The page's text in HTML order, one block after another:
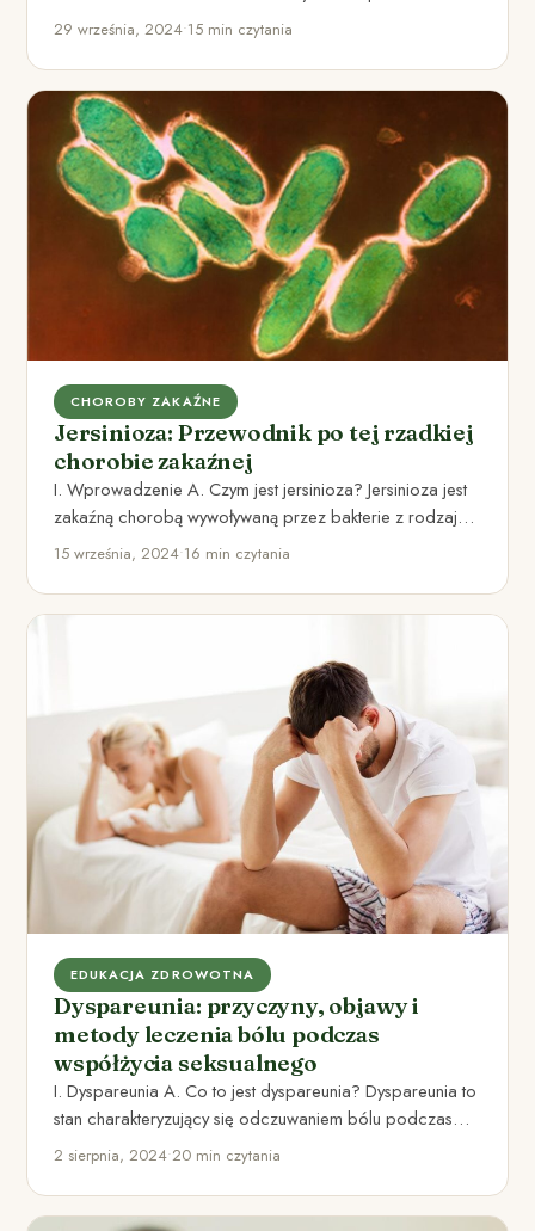
Treponema pallidum przenoszona…
29 września, 2024•15 min czytania
CHOROBY ZAKAŹNE
Jersinioza: Przewodnik po tej rzadkiej
chorobie zakaźnej
I. Wprowadzenie A. Czym jest jersinioza? Jersinioza jest
zakaźną chorobą wywoływaną przez bakterie z rodzaju
Yersinia, zazwyczaj Yersinia…
15 września, 2024•16 min czytania
EDUKACJA ZDROWOTNA
Dyspareunia: przyczyny, objawy i
metody leczenia bólu podczas
współżycia seksualnego
I. Dyspareunia A. Co to jest dyspareunia? Dyspareunia to
stan charakteryzujący się odczuwaniem bólu podczas
współżycia seksualnego. Może…
2 sierpnia, 2024•20 min czytania